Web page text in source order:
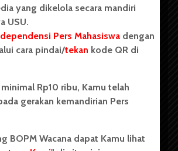
Mahasiswa (BOPM) Wacana merupakan
berdiri di luar kampus dan dikelola
mahasiswa Universitas Sumatera Utara
BOPM Wacana merupakan salah satu
(UKM) di Universitas Sumatera
yang dikelola secara mandiri
USU.
Pers Mahasiswa dengan
cara pindai/tekan kode QR di
Rp10 ribu, Kamu telah
gerakan kemandirian Pers
BOPM Wacana dapat Kamu lihat